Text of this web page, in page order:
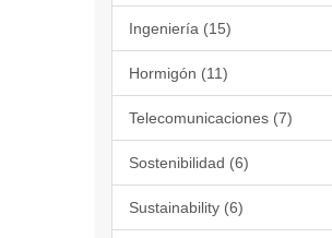
Ingeniería (15)
Hormigón (11)
Telecomunicaciones (7)
Sostenibilidad (6)
Sustainability (6)